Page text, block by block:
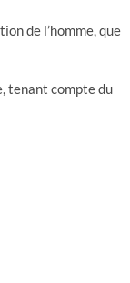
de l’homme, que
tenant compte du